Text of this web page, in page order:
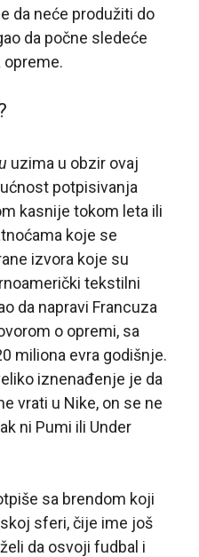
da neće produžiti do
da počne sledeće
uzima u obzir ovaj
potpisivanja
kasnije tokom leta ili
koje se
izvora koje su
tekstilni
da napravi Francuza
o opremi, sa
miliona evra godišnje.
iznenađenje je da
vrati u Nike, on se ne
ni Pumi ili Under
sa brendom koji
sferi, čije ime još
da osvoji fudbal i